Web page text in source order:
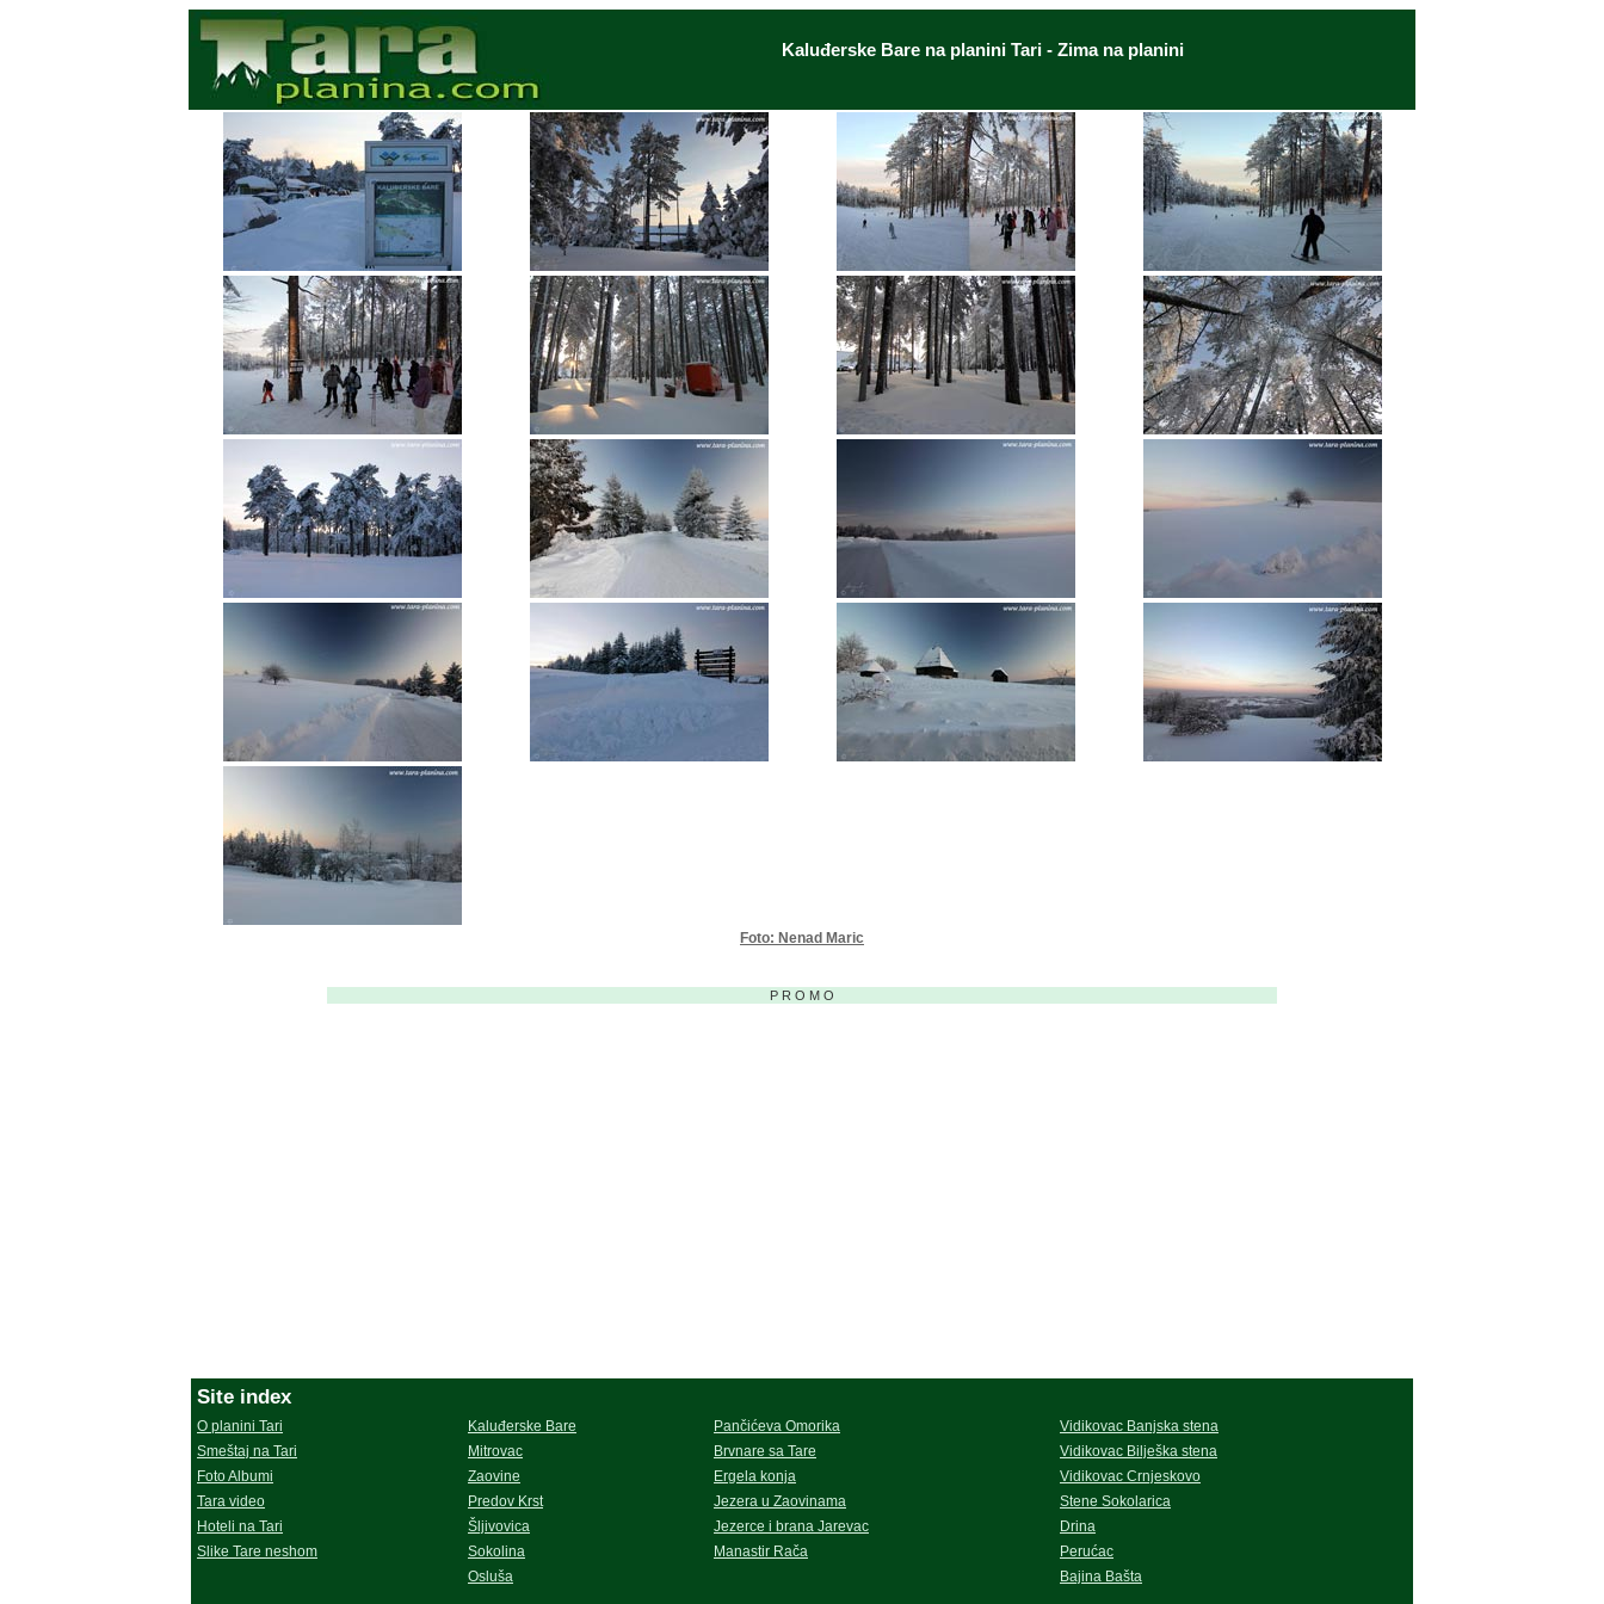
Kaluđerske Bare na planini Tari - Zima na planini
Foto: Nenad Maric
P R O M O
Site index
O planini Tari Kaluđerske Bare Pančićeva Omorika
Vidikovac Banjska stena
Smeštaj na Tari Mitrovac Brvnare sa Tare
Vidikovac Bilješka stena
Foto Albumi
Zaovine Ergela konja
Vidikovac Crnjeskovo
Tara video
Predov Krst Jezera u Zaovinama
Stene Sokolarica
Hoteli na Tari
Šljivovica Jezerce i brana Jarevac
Drina
Slike Tare neshom
Sokolina Manastir Rača
Perućac
Osluša
Bajina Bašta